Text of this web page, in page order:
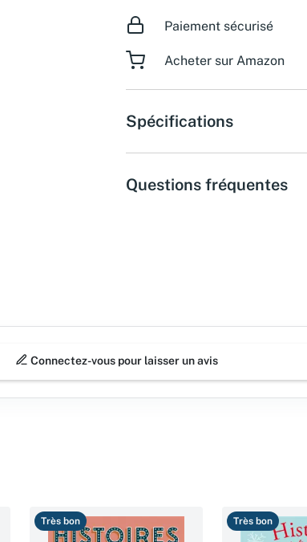
Paiement sécurisé
Acheter sur Amazon
Spécifications
Questions fréquentes
Connectez-vous pour laisser un avis
Très bon Très bon